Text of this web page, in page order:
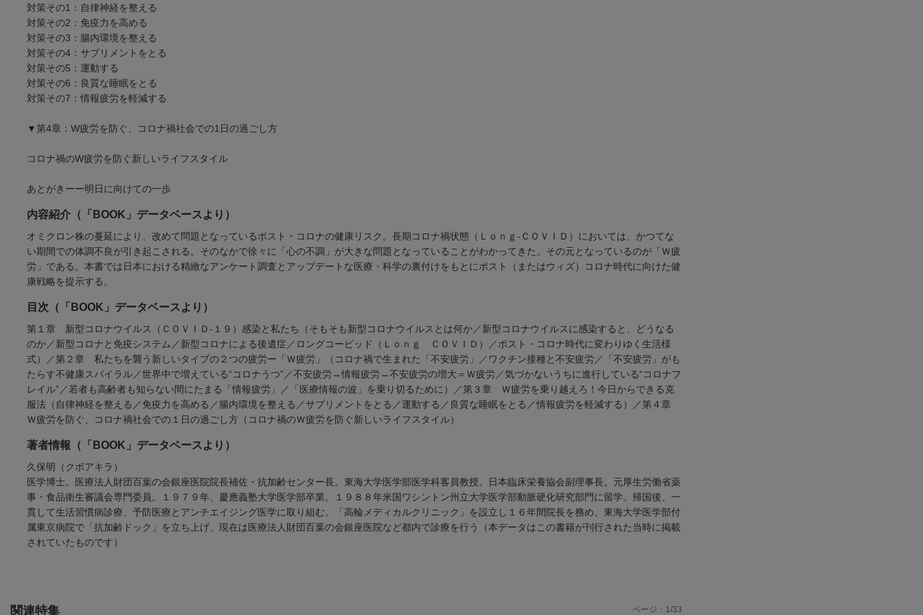
対策その1：自律神経を整える
対策その2：免疫力を高める
対策その3：腸内環境を整える
対策その4：サプリメントをとる
対策その5：運動する
対策その6：良質な睡眠をとる
対策その7：情報疲労を軽減する
▼第4章：W疲労を防ぐ、コロナ禍社会での1日の過ごし方
コロナ禍のW疲労を防ぐ新しいライフスタイル
あとがきーー明日に向けての一歩
内容紹介（「BOOK」データベースより）
オミクロン株の蔓延により、改めて問題となっているポスト・コロナの健康リスク。長期コロナ禍状態（Ｌｏｎｇ-ＣＯＶＩＤ）においては、かつてな
い期間での体調不良が引き起こされる。そのなかで徐々に「心の不調」が大きな問題となっていることがわかってきた。その元となっているのが「Ｗ疲
労」である。本書では日本における精緻なアンケート調査とアップデートな医療・科学の裏付けをもとにポスト（またはウィズ）コロナ時代に向けた健
康戦略を提示する。
目次（「BOOK」データベースより）
第１章 新型コロナウイルス（ＣＯＶＩＤ-１９）感染と私たち（そもそも新型コロナウイルスとは何か／新型コロナウイルスに感染すると、どうなる
のか／新型コロナと免疫システム／新型コロナによる後遺症／ロングコービッド（Ｌｏｎｇ ＣＯＶＩＤ）／ポスト・コロナ時代に変わりゆく生活様
式）／第２章 私たちを襲う新しいタイプの２つの疲労ー「Ｗ疲労」（コロナ禍で生まれた「不安疲労」／ワクチン接種と不安疲労／「不安疲労」がも
たらす不健康スパイラル／世界中で増えている“コロナうつ”／不安疲労→情報疲労→不安疲労の増大＝Ｗ疲労／気づかないうちに進行している“コロナフ
レイル”／若者も高齢者も知らない間にたまる「情報疲労」／「医療情報の波」を乗り切るために）／第３章 Ｗ疲労を乗り越えろ！今日からできる克
服法（自律神経を整える／免疫力を高める／腸内環境を整える／サプリメントをとる／運動する／良質な睡眠をとる／情報疲労を軽減する）／第４章
Ｗ疲労を防ぐ、コロナ禍社会での１日の過ごし方（コロナ禍のＷ疲労を防ぐ新しいライフスタイル）
著者情報（「BOOK」データベースより）
久保明（クボアキラ）
医学博士。医療法人財団百葉の会銀座医院院長補佐・抗加齢センター長。東海大学医学部医学科客員教授。日本臨床栄養協会副理事長。元厚生労働省薬
事・食品衛生審議会専門委員。１９７９年、慶應義塾大学医学部卒業。１９８８年米国ワシントン州立大学医学部動脈硬化研究部門に留学。帰国後、一
貫して生活習慣病診療、予防医療とアンチエイジング医学に取り組む。「高輪メディカルクリニック」を設立し１６年間院長を務め、東海大学医学部付
属東京病院で「抗加齢ドック」を立ち上げ、現在は医療法人財団百葉の会銀座医院など都内で診療を行う（本データはこの書籍が刊行された当時に掲載
されていたものです）
関連特集 ページ：1/33